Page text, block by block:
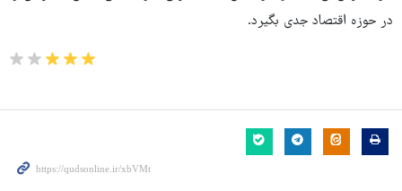
در حوزه اقتصاد جدی بگیرد.